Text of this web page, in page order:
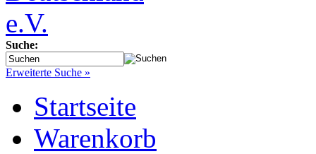
Suche:
Erweiterte Suche »
Startseite
Warenkorb